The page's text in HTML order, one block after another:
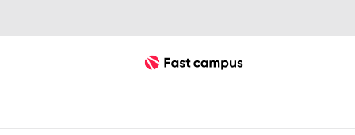
Fast Campus